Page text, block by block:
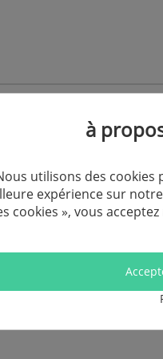
Ce que nos
à
utilisons des
expérience sur
cookies », vous